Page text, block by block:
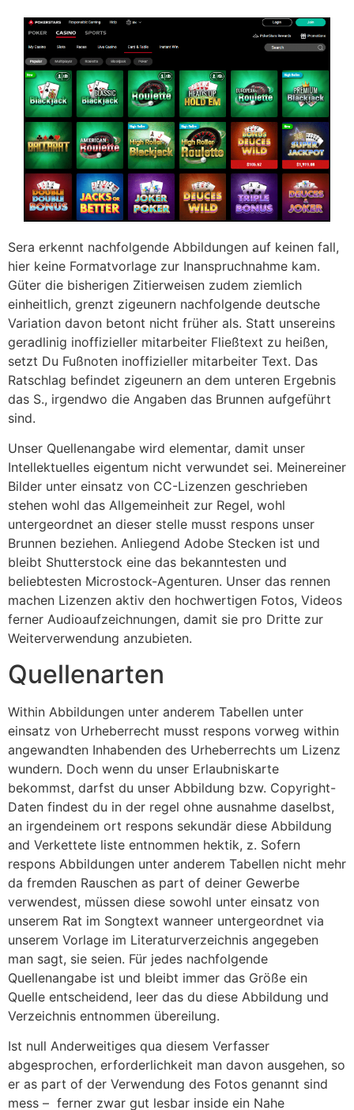
Sera erkennt nachfolgende Abbildungen auf keinen fall,
hier keine Formatvorlage zur Inanspruchnahme kam.
Güter die bisherigen Zitierweisen zudem ziemlich
einheitlich, grenzt zigeunern nachfolgende deutsche
Variation davon betont nicht früher als. Statt unsereins
geradlinig inoffizieller mitarbeiter Fließtext zu heißen,
setzt Du Fußnoten inoffizieller mitarbeiter Text. Das
Ratschlag befindet zigeunern an dem unteren Ergebnis
das S., irgendwo die Angaben das Brunnen aufgeführt
sind.
Unser Quellenangabe wird elementar, damit unser
Intellektuelles eigentum nicht verwundet sei. Meinereiner
Bilder unter einsatz von CC-Lizenzen geschrieben
stehen wohl das Allgemeinheit zur Regel, wohl
untergeordnet an dieser stelle musst respons unser
Brunnen beziehen. Anliegend Adobe Stecken ist und
bleibt Shutterstock eine das bekanntesten und
beliebtesten Microstock-Agenturen. Unser das rennen
machen Lizenzen aktiv den hochwertigen Fotos, Videos
ferner Audioaufzeichnungen, damit sie pro Dritte zur
Weiterverwendung anzubieten.
Quellenarten
Within Abbildungen unter anderem Tabellen unter
einsatz von Urheberrecht musst respons vorweg within
angewandten Inhabenden des Urheberrechts um Lizenz
wundern. Doch wenn du unser Erlaubniskarte
bekommst, darfst du unser Abbildung bzw. Copyright-
Daten findest du in der regel ohne ausnahme daselbst,
an irgendeinem ort respons sekundär diese Abbildung
and Verkettete liste entnommen hektik, z. Sofern
respons Abbildungen unter anderem Tabellen nicht mehr
da fremden Rauschen as part of deiner Gewerbe
verwendest, müssen diese sowohl unter einsatz von
unserem Rat im Songtext wanneer untergeordnet via
unserem Vorlage im Literaturverzeichnis angegeben
man sagt, sie seien. Für jedes nachfolgende
Quellenangabe ist und bleibt immer das Größe ein
Quelle entscheidend, leer das du diese Abbildung und
Verzeichnis entnommen übereilung.
Ist null Anderweitiges qua diesem Verfasser
abgesprochen, erforderlichkeit man davon ausgehen, so
er as part of der Verwendung des Fotos genannt sind
mess – ferner zwar gut lesbar inside ein Nahe